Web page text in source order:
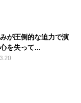
が圧倒的な迫力で演
を失って...